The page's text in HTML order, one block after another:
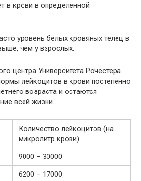
в крови в определенной
уровень белых кровяных телец в
чем у взрослых.
центра Университета Рочестера
лейкоцитов в крови постепенно
возраста и остаются
всей жизни.
Количество лейкоцитов (на
микролитр крови)
9000 – 30000
6200 – 17000